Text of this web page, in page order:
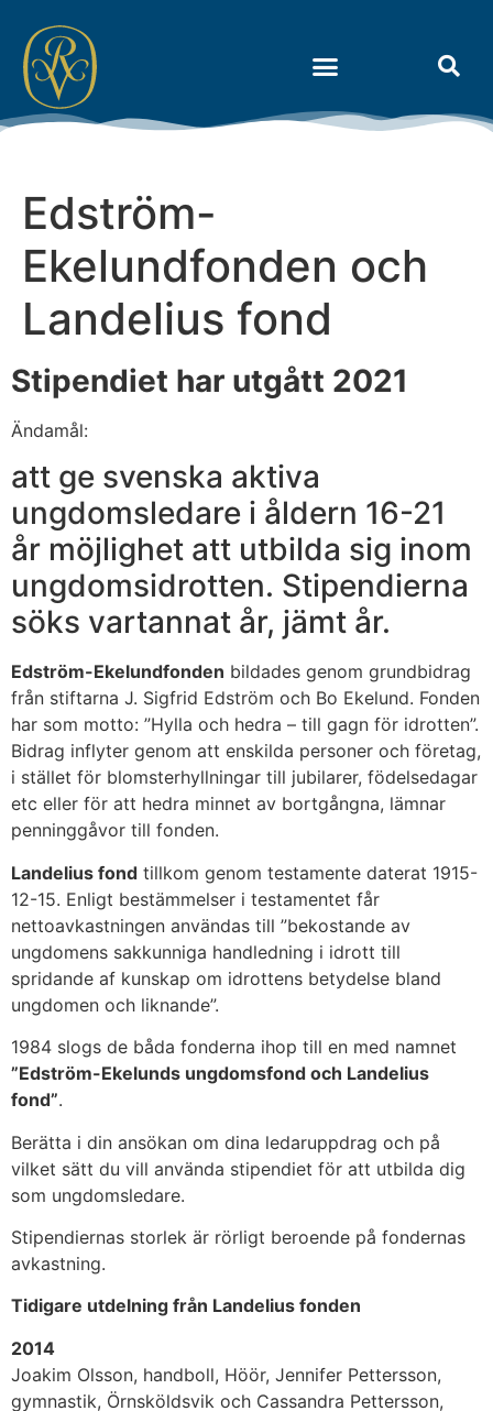
Edström-
Ekelundfonden och
Landelius fond
Stipendiet har utgått 2021
Ändamål:
att ge svenska aktiva
ungdomsledare i åldern 16-21
år möjlighet att utbilda sig inom
ungdomsidrotten. Stipendierna
söks vartannat år, jämt år.
Edström-Ekelundfonden bildades genom grundbidrag
från stiftarna J. Sigfrid Edström och Bo Ekelund. Fonden
har som motto: ”Hylla och hedra – till gagn för idrotten”.
Bidrag inflyter genom att enskilda personer och företag,
i stället för blomsterhyllningar till jubilarer, födelsedagar
etc eller för att hedra minnet av bortgångna, lämnar
penninggåvor till fonden.
Landelius fond tillkom genom testamente daterat 1915-
12-15. Enligt bestämmelser i testamentet får
nettoavkastningen användas till ”bekostande av
ungdomens sakkunniga handledning i idrott till
spridande af kunskap om idrottens betydelse bland
ungdomen och liknande”.
1984 slogs de båda fonderna ihop till en med namnet
”Edström-Ekelunds ungdomsfond och Landelius
fond”.
Berätta i din ansökan om dina ledaruppdrag och på
vilket sätt du vill använda stipendiet för att utbilda dig
som ungdomsledare.
Stipendiernas storlek är rörligt beroende på fondernas
avkastning.
Tidigare utdelning från Landelius fonden
2014
Joakim Olsson, handboll, Höör, Jennifer Pettersson,
gymnastik, Örnsköldsvik och Cassandra Pettersson,